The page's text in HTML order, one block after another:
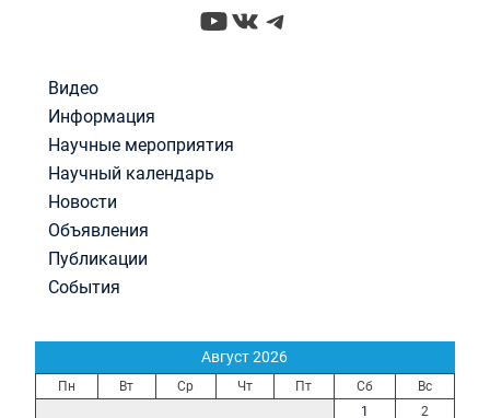
YouTube
ВКонтакте
Telegram
Видео
Информация
Научные мероприятия
Научный календарь
Новости
Объявления
Публикации
События
Август 2026
Пн Вт Ср Чт Пт Сб
Вс
1
2